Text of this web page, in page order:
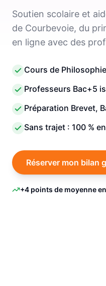
Soutien scolaire et
de Courbevoie, du
en ligne avec des
Cours de
Professeurs Bac+5
Préparation Brevet,
Sans trajet : 100 %
Réserver mon bilan
+4 points de moyenne